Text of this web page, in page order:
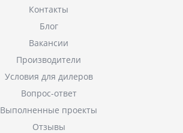
Контакты
Блог
Вакансии
Производители
Условия для дилеров
Вопрос-ответ
Выполненные проекты
Отзывы